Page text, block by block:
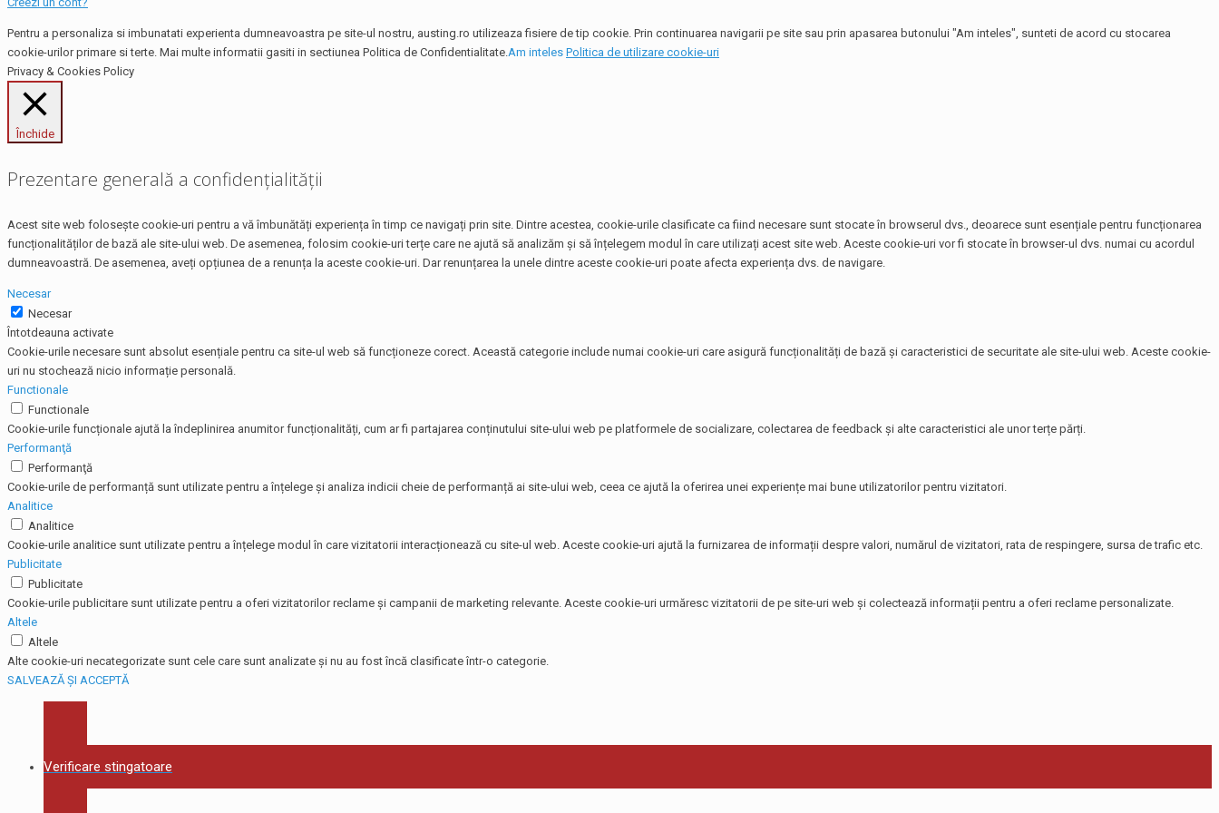
Pentru a personaliza si imbunatati experienta dumneavoastra pe site-ul nostru, austing.ro utilizeaza fisiere de tip cookie. Prin continuarea navigarii pe site sau prin apasarea butonului "Am inteles", sunteti de acord cu stocarea
cookie-urilor primare si terte. Mai multe informatii gasiti in sectiunea Politica de Confidentialitate.Am inteles Politica de utilizare cookie-uri
Privacy & Cookies Policy
Închide
Prezentare generală a confidențialității
Acest site web folosește cookie-uri pentru a vă îmbunătăți experiența în timp ce navigați prin site. Dintre acestea, cookie-urile clasificate ca fiind necesare sunt stocate în browserul dvs., deoarece sunt esențiale pentru funcționarea
funcționalităților de bază ale site-ului web. De asemenea, folosim cookie-uri terțe care ne ajută să analizăm și să înțelegem modul în care utilizați acest site web. Aceste cookie-uri vor fi stocate în browser-ul dvs. numai cu acordul
dumneavoastră. De asemenea, aveți opțiunea de a renunța la aceste cookie-uri. Dar renunțarea la unele dintre aceste cookie-uri poate afecta experiența dvs. de navigare.
Necesar
Necesar
Întotdeauna activate
Cookie-urile necesare sunt absolut esențiale pentru ca site-ul web să funcționeze corect. Această categorie include numai cookie-uri care asigură funcționalități de bază și caracteristici de securitate ale site-ului web. Aceste cookie-
uri nu stochează nicio informație personală.
Functionale
Functionale
Cookie-urile funcționale ajută la îndeplinirea anumitor funcționalități, cum ar fi partajarea conținutului site-ului web pe platformele de socializare, colectarea de feedback și alte caracteristici ale unor terțe părți.
Performanţă
Performanţă
Cookie-urile de performanță sunt utilizate pentru a înțelege și analiza indicii cheie de performanță ai site-ului web, ceea ce ajută la oferirea unei experiențe mai bune utilizatorilor pentru vizitatori.
Analitice
Analitice
Cookie-urile analitice sunt utilizate pentru a înțelege modul în care vizitatorii interacționează cu site-ul web. Aceste cookie-uri ajută la furnizarea de informații despre valori, numărul de vizitatori, rata de respingere, sursa de trafic etc.
Publicitate
Publicitate
Cookie-urile publicitare sunt utilizate pentru a oferi vizitatorilor reclame și campanii de marketing relevante. Aceste cookie-uri urmăresc vizitatorii de pe site-uri web și colectează informații pentru a oferi reclame personalizate.
Altele
Altele
Alte cookie-uri necategorizate sunt cele care sunt analizate și nu au fost încă clasificate într-o categorie.
SALVEAZĂ ȘI ACCEPTĂ
Verificare stingatoare